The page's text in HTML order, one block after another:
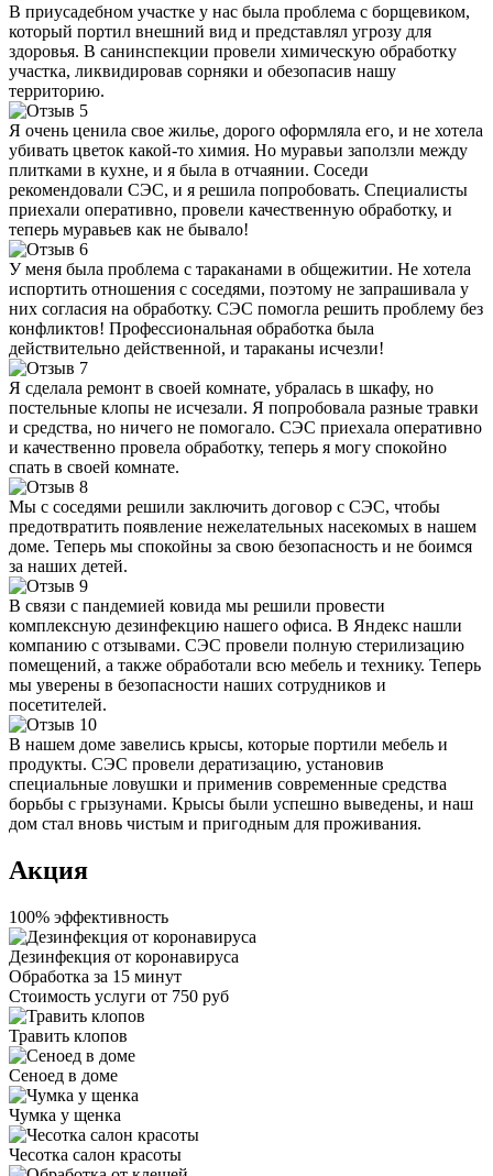
В приусадебном участке у нас была проблема с борщевиком,
который портил внешний вид и представлял угрозу для
здоровья. В санинспекции провели химическую обработку
участка, ликвидировав сорняки и обезопасив нашу
территорию.
Я очень ценила свое жилье, дорого оформляла его, и не хотела
убивать цветок какой-то химия. Но муравьи заползли между
плитками в кухне, и я была в отчаянии. Соседи
рекомендовали СЭС, и я решила попробовать. Специалисты
приехали оперативно, провели качественную обработку, и
теперь муравьев как не бывало!
У меня была проблема с тараканами в общежитии. Не хотела
испортить отношения с соседями, поэтому не запрашивала у
них согласия на обработку. СЭС помогла решить проблему без
конфликтов! Профессиональная обработка была
действительно действенной, и тараканы исчезли!
Я сделала ремонт в своей комнате, убралась в шкафу, но
постельные клопы не исчезали. Я попробовала разные травки
и средства, но ничего не помогало. СЭС приехала оперативно
и качественно провела обработку, теперь я могу спокойно
спать в своей комнате.
Мы с соседями решили заключить договор с СЭС, чтобы
предотвратить появление нежелательных насекомых в нашем
доме. Теперь мы спокойны за свою безопасность и не боимся
за наших детей.
В связи с пандемией ковида мы решили провести
комплексную дезинфекцию нашего офиса. В Яндекс нашли
компанию с отзывами. СЭС провели полную стерилизацию
помещений, а также обработали всю мебель и технику. Теперь
мы уверены в безопасности наших сотрудников и
посетителей.
В нашем доме завелись крысы, которые портили мебель и
продукты. СЭС провели дератизацию, установив
специальные ловушки и применив современные средства
борьбы с грызунами. Крысы были успешно выведены, и наш
дом стал вновь чистым и пригодным для проживания.
Акция
100% эффективность
Дезинфекция от коронавируса
Обработка за 15 минут
Стоимость услуги от 750 руб
Травить клопов
Сеноед в доме
Чумка у щенка
Чесотка салон красоты